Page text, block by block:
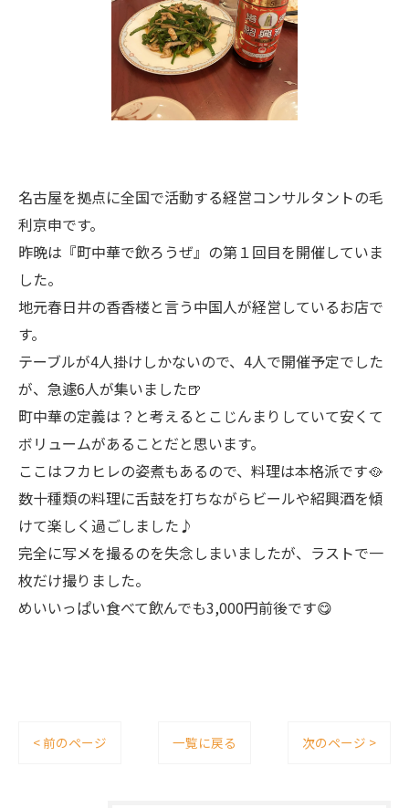
名古屋を拠点に全国で活動する経営コンサルタントの毛
利京申です。
昨晩は『町中華で飲ろうぜ』の第１回目を開催していま
した。
地元春日井の香香楼と言う中国人が経営しているお店で
す。
テーブルが4人掛けしかないので、4人で開催予定でした
が、急遽6人が集いました🍺
町中華の定義は？と考えるとこじんまりしていて安くて
ボリュームがあることだと思います。
ここはフカヒレの姿煮もあるので、料理は本格派です🥘
数十種類の料理に舌鼓を打ちながらビールや紹興酒を傾
けて楽しく過ごしました♪
完全に写メを撮るのを失念しまいましたが、ラストで一
枚だけ撮りました。
めいいっぱい食べて飲んでも3,000円前後です😋
< 前のページ 一覧に戻る 次のページ >